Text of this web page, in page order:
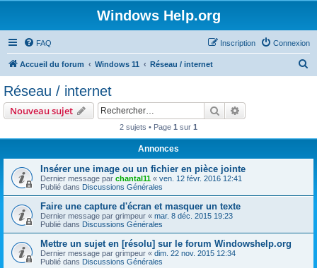
Windows Help.org
FAQ Connexion
Inscription
Accueil du forum Windows 11 Réseau / internet
e
Réseau / internet
Nouveau sujet Rechercher
2 sujets • Page 1 sur 1
Annonces
Insérer une image ou un fichier en pièce jointe
Dernier message par chantal11 « ven. 12 févr. 2016 12:41
Publié dans Discussions Générales
Faire une capture d'écran et masquer un texte
Dernier message par grimpeur « mar. 8 déc. 2015 19:23
Publié dans Discussions Générales
Mettre un sujet en [résolu] sur le forum Windowshelp.org
Dernier message par grimpeur « dim. 22 nov. 2015 12:34
Publié dans Discussions Générales